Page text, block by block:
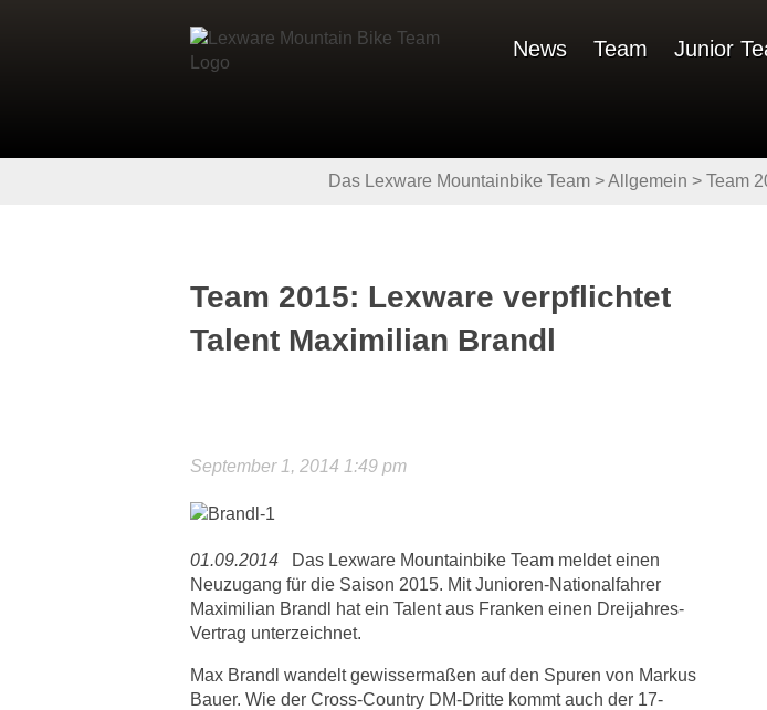
News Team Junior
Das Lexware Mountainbike Team >Allgemein > Team
Team 2015: Lexware verpflichtet
Talent Maximilian Brandl
September 1, 2014 1:49 pm
01.09.2014 Das Lexware Mountainbike Team meldet einen
Neuzugang für die Saison 2015. Mit Junioren-Nationalfahrer
Maximilian Brandl hat ein Talent aus Franken einen Dreijahres-
Vertrag unterzeichnet.
Max Brandl wandelt gewissermaßen auf den Spuren von Markus
Bauer. Wie der Cross-Country DM-Dritte kommt auch der 17-